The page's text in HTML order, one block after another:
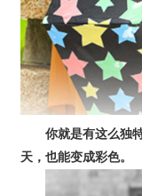
你就是有这么独
天，也能变成彩色。